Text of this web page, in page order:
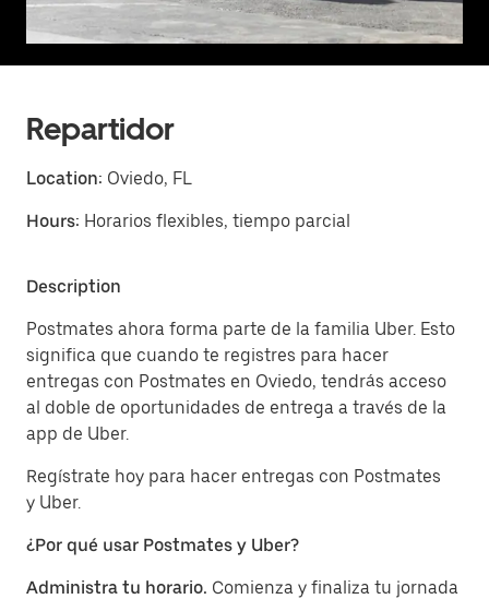
Repartidor
Location: Oviedo, FL
Hours: Horarios flexibles, tiempo parcial
Description
Postmates ahora forma parte de la familia Uber. Esto
significa que cuando te registres para hacer
entregas con Postmates en Oviedo, tendrás acceso
al doble de oportunidades de entrega a través de la
app de Uber.
Regístrate hoy para hacer entregas con Postmates
y Uber.
¿Por qué usar Postmates y Uber?
Administra tu horario. Comienza y finaliza tu jornada